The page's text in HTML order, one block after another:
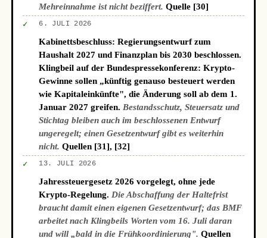
Mehreinnahme ist nicht beziffert. Quelle [30]
✓ 6. JULI 2026
Kabinettsbeschluss: Regierungsentwurf zum
Haushalt 2027 und Finanzplan bis 2030 beschlossen.
Klingbeil auf der Bundespressekonferenz: Krypto-
Gewinne sollen „künftig genauso besteuert werden
wie Kapitaleinkünfte", die Änderung soll ab dem 1.
Januar 2027 greifen. Bestandsschutz, Steuersatz und
Stichtag bleiben auch im beschlossenen Entwurf
ungeregelt; einen Gesetzentwurf gibt es weiterhin
nicht. Quellen [31], [32]
✓ 13. JULI 2026
Jahressteuergesetz 2026 vorgelegt, ohne jede
Krypto-Regelung. Die Abschaffung der Haltefrist
braucht damit einen eigenen Gesetzentwurf; das BMF
arbeitet nach Klingbeils Worten vom 16. Juli daran
und will „bald in die Frühkoordinierung". Quellen